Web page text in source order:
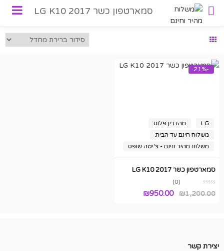
סמארטפון כשר LG K10 2017
-21%
LG
מהדרין פלוס
משלוח חינם עד הבית
משלוח מהיר חינם - צ'יטה שופס
סמארטפון כשר LG K10 2017
(0)
₪1,200.00
המחיר ₪950.00
יצירת קשר